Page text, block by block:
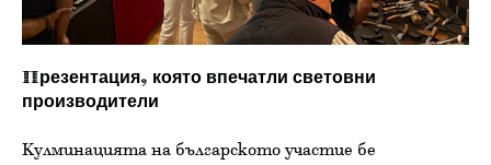
Презентация, която впечатли световни
производители
Кулминацията на българското участие бе